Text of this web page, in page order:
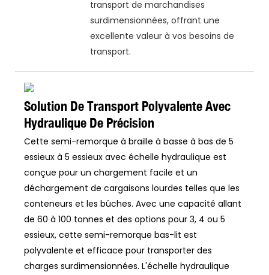
transport de marchandises
surdimensionnées, offrant une
excellente valeur à vos besoins de
transport.
Solution De Transport Polyvalente Avec
Hydraulique De Précision
Cette semi-remorque à braille à basse à bas de 5
essieux à 5 essieux avec échelle hydraulique est
conçue pour un chargement facile et un
déchargement de cargaisons lourdes telles que les
conteneurs et les bûches. Avec une capacité allant
de 60 à 100 tonnes et des options pour 3, 4 ou 5
essieux, cette semi-remorque bas-lit est
polyvalente et efficace pour transporter des
charges surdimensionnées. L'échelle hydraulique